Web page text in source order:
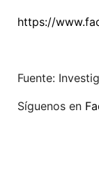
https://
Fuente:
Síguenos en